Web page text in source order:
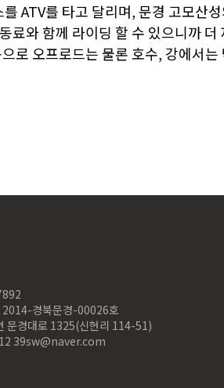
ATV를 타고 달리며, 문경 고모산
료와 함께 라이딩 할 수 있으니까
로 오프로드는 물론 호수, 강에서
2014-경북문경-00026호
문경대로 1325(신현리 114-51)
39sw@naver.com